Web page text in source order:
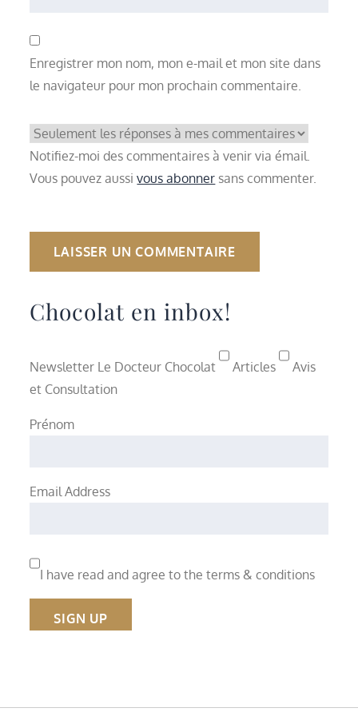
Enregistrer mon nom, mon e-mail et mon site dans
le navigateur pour mon prochain commentaire.
Notifiez-moi des commentaires à venir via émail.
Vous pouvez aussivous abonner sans commenter.
Chocolat en inbox!
Newsletter Le Docteur Chocolat Articles
Avis
et Consultation
Prénom
Email Address
I have read and agree to the terms & conditions